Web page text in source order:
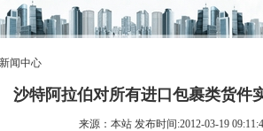
闻中心
沙特阿拉伯对所有进口包裹类货件
来源：本站 发布时间:2012-03-19